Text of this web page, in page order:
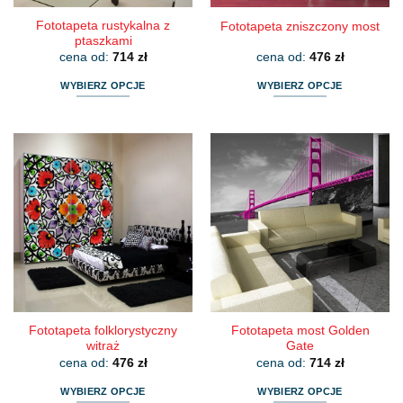
Fototapeta rustykalna z
ptaszkami
cena od: 714 zł
WYBIERZ OPCJE
wiele
wariantów.
Opcje
można
wybrać
na
stronie
produktu
Fototapeta zniszczony most
cena od: 476 zł
WYBIERZ OPCJE
ma
wiele
wariantów.
Opcje
można
wybrać
na
stronie
produktu
Fototapeta folklorystyczny
witraż
cena od: 476 zł
WYBIERZ OPCJE
Fototapeta most Golden
Gate
cena od: 714 zł
WYBIERZ OPCJE